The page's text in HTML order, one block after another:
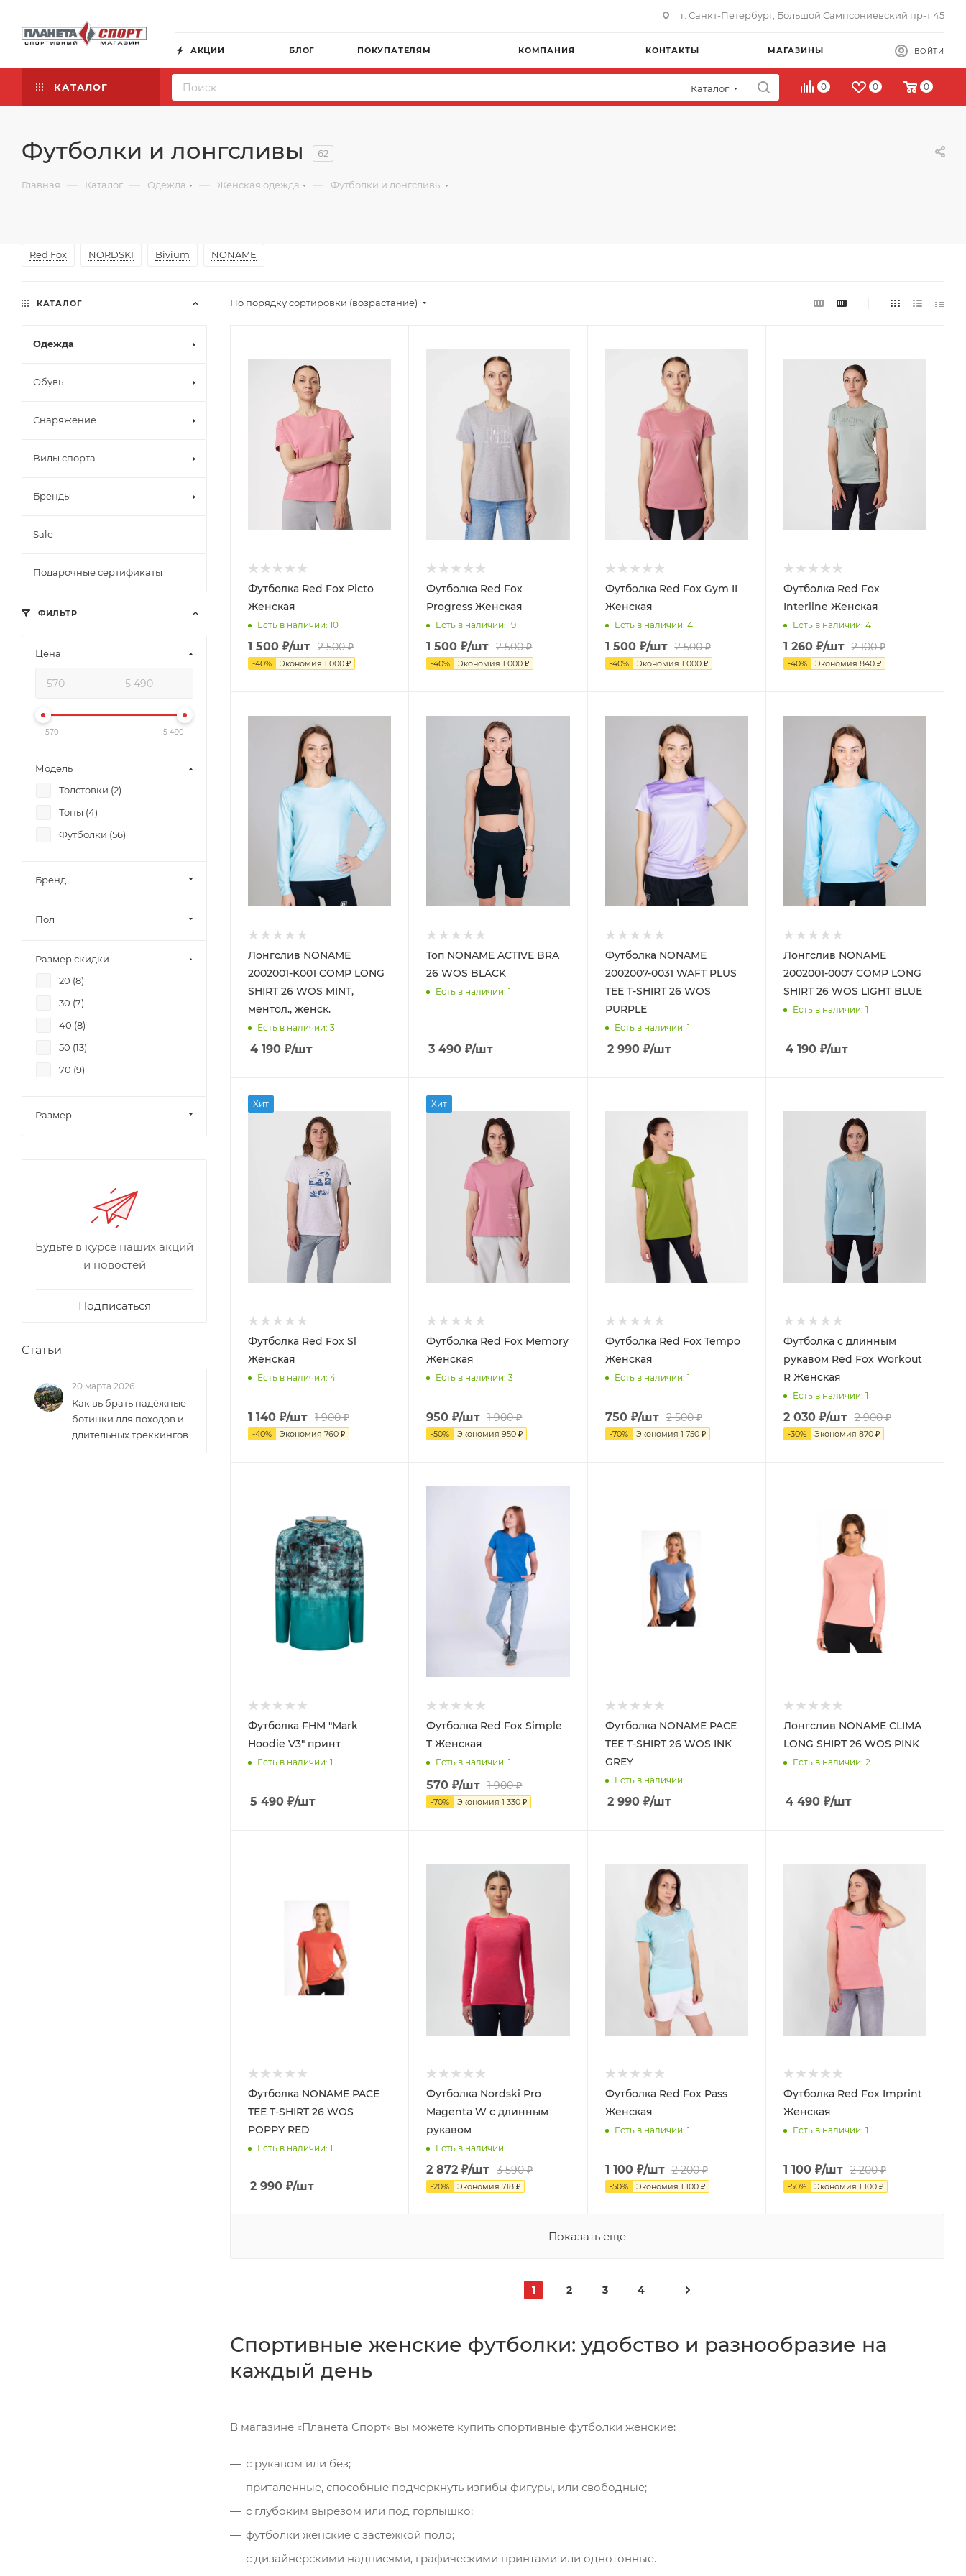
г. Санкт-Петербург, Большой Сампсониевский пр-т 45
АКЦИИ БЛОГ ПОКУПАТЕЛЯМ КОМПАНИЯ КОНТАКТЫ МАГАЗИНЫ ВОЙТИ
КАТАЛОГ Каталог 0 0 0
Футболки и лонгсливы 62
Главная — Каталог — Одежда — Женская одежда — Футболки и лонгсливы
Red Fox NORDSKI Bivium NONAME
По порядку сортировки (возрастание)
Футболка Red Fox Picto
Женская
Есть в наличии: 10
1 500 ₽/шт 2 500₽
-40% Экономия 1 000 ₽
Футболка Red Fox
Progress Женская
Есть в наличии: 19
1 500 ₽/шт 2 500₽
-40% Экономия1 000 ₽
Футболка Red Fox Gym II
Женская
Есть в наличии: 4
1 500₽/шт 2 500₽
-40% Экономия 1 000₽
Футболка Red Fox
Interline Женская
Есть в наличии: 4
1 260₽/шт 2 100₽
-40% Экономия 840₽
Лонгслив NONAME
2002001-K001 COMP LONG
SHIRT 26 WOS MINT,
ментол., женск.
Есть в наличии: 3
4 190 ₽/шт
Топ NONAME ACTIVE BRA
26 WOS BLACK
Есть в наличии: 1
3 490 ₽/шт
Футболка NONAME
2002007-0031 WAFT PLUS
TEE T-SHIRT 26 WOS
PURPLE
Есть в наличии: 1
2 990₽/шт
Лонгслив NONAME
2002001-0007 COMP LONG
SHIRT 26 WOS LIGHT BLUE
Есть в наличии: 1
4 190₽/шт
Хит
Футболка Red Fox Sl
Женская
Есть в наличии: 4
1 140 ₽/шт 1 900₽
-40% Экономия 760 ₽
Хит
Футболка Red Fox Memory
Женская
Есть в наличии: 3
950 ₽/шт 1 900₽
-50% Экономия950 ₽
Футболка Red Fox Tempo
Женская
Есть в наличии: 1
750₽/шт 2 500₽
-70% Экономия 1 750₽
Футболка с длинным
рукавом Red Fox Workout
R Женская
Есть в наличии: 1
2 030₽/шт 2 900₽
-30% Экономия 870₽
Футболка FHM "Mark
Hoodie V3" принт
Есть в наличии: 1
5 490 ₽/шт
Футболка Red Fox Simple
T Женская
Есть в наличии: 1
570 ₽/шт 1 900₽
-70% Экономия1 330 ₽
Футболка NONAME PACE
TEE T-SHIRT 26 WOS INK
GREY
Есть в наличии: 1
2 990₽/шт
Лонгслив NONAME CLIMA
LONG SHIRT 26 WOS PINK
Есть в наличии: 2
4 490₽/шт
Футболка NONAME PACE
TEE T-SHIRT 26 WOS
POPPY RED
Есть в наличии: 1
2 990 ₽/шт
Футболка Nordski Pro
Magenta W с длинным
рукавом
Есть в наличии: 1
2 872 ₽/шт 3 590₽
-20% Экономия718 ₽
Футболка Red Fox Pass
Женская
Есть в наличии: 1
1 100₽/шт 2 200₽
-50% Экономия 1 100₽
Футболка Red Fox Imprint
Женская
Есть в наличии: 1
1 100₽/шт 2 200₽
-50% Экономия 1 100₽
Показать еще
1 2 3 4
Спортивные женские футболки: удобство и разнообразие на
каждый день
В магазине «Планета Спорт» вы можете купить спортивные футболки женские:
с рукавом или без;
приталенные, способные подчеркнуть изгибы фигуры, или свободные;
с глубоким вырезом или под горлышко;
футболки женские с застежкой поло;
с дизайнерскими надписями, графическими принтами или однотонные.
КАТАЛОГ
Одежда
Обувь
Снаряжение
Виды спорта
Бренды
Sale
Подарочные сертификаты
ФИЛЬТР
Цена
570 5 490
Модель
Толстовки (2)
Топы (4)
Футболки (56)
Бренд
Пол
Размер скидки
20 (8)
30 (7)
40 (8)
50 (13)
70 (9)
Размер
Будьте в курсе наших акций
и новостей
Подписаться
Статьи
20 марта 2026
Как выбрать надёжные
ботинки для походов и
длительных треккингов